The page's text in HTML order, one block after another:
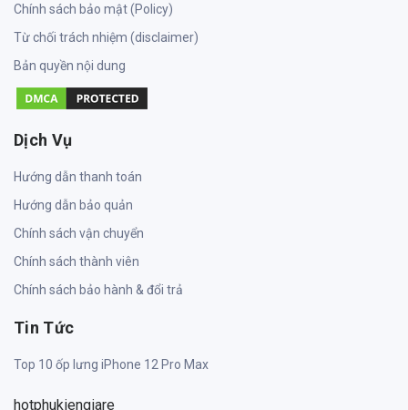
Chính sách bảo mật (Policy)
Từ chối trách nhiệm (disclaimer)
Bản quyền nội dung
Dịch Vụ
Hướng dẫn thanh toán
Hướng dẫn bảo quản
Chính sách vận chuyển
Chính sách thành viên
Chính sách bảo hành & đổi trả
Tin Tức
Top 10 ốp lưng iPhone 12 Pro Max
hotphukiengiare